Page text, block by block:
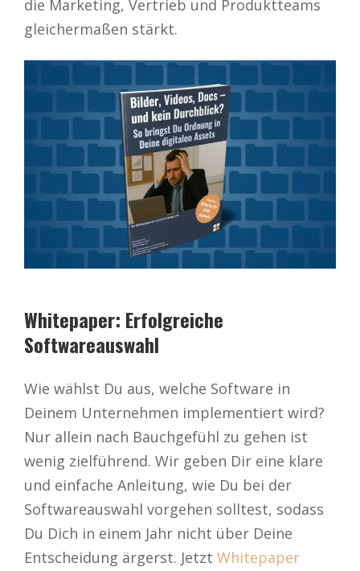
die Marketing, Vertrieb und Produktteams
gleichermaßen stärkt.
Whitepaper: Erfolgreiche
Softwareauswahl
Wie wählst Du aus, welche Software in
Deinem Unternehmen implementiert wird?
Nur allein nach Bauchgefühl zu gehen ist
wenig zielführend. Wir geben Dir eine klare
und einfache Anleitung, wie Du bei der
Softwareauswahl vorgehen solltest, sodass
Du Dich in einem Jahr nicht über Deine
Entscheidung ärgerst. Jetzt Whitepaper